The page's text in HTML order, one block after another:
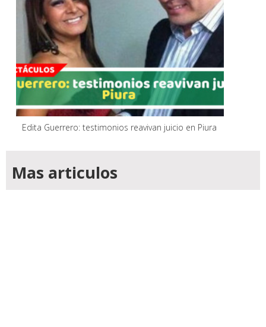
Edita Guerrero: testimonios reavivan juicio en Piura
Mas articulos